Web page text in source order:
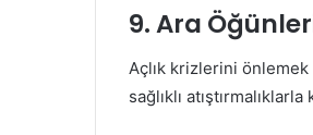
9. Ara
Açlık krizlerini önlemek
sağlıklı